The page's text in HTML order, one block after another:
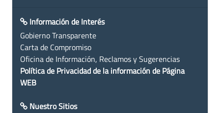
Información de Interés
Gobierno Transparente
Carta de Compromiso
Oficina de Información, Reclamos y Sugerencias
Política de Privacidad de la información de Página
WEB
Nuestro Sitios